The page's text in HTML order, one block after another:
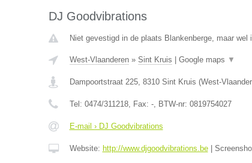
DJ Goodvibrations
Niet gevestigd in de plaats Blankenberge, maar wel
West-Vlaanderen» Sint Kruis Google maps ▼
Dampoortstraat 225, 8310 Sint Kruis (West-
Tel: 0474/311218, Fax: -, BTW-nr: 0819754027
E-mail › DJ Goodvibrations
Website: http://www.djgoodvibrations.be|